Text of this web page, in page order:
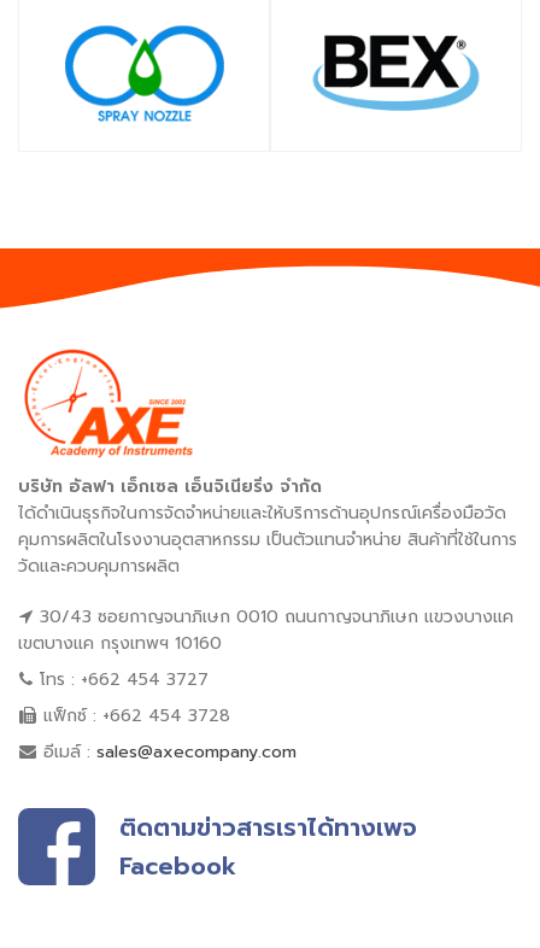
SHOP SHOP
บริษัท อัลฟา เอ็กเซล เอ็นจิเนียริ่ง จำกัด
ได้ดำเนินธุรกิจในการจัดจำหน่ายและให้บริการด้านอุปกรณ์เครื่องมือวัด
คุมการผลิตในโรงงานอุตสาหกรรม เป็นตัวแทนจำหน่าย สินค้าที่ใช้ในการ
วัดและควบคุมการผลิต
30/43 ซอยกาญจนาภิเษก 0010 ถนนกาญจนาภิเษก แขวงบางแค
เขตบางแค กรุงเทพฯ 10160
โทร : +662 454 3727
แฟ็กซ์ : +662 454 3728
อีเมล์ : sales@axecompany.com
ติดตามข่าวสารเราได้ทางเพจ
Facebook